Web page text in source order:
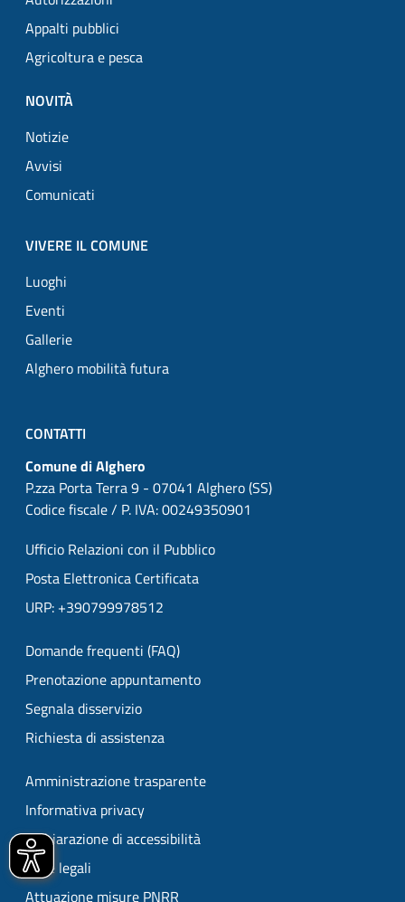
Appalti pubblici
Agricoltura e pesca
NOVITÀ
Notizie
Avvisi
Comunicati
VIVERE IL COMUNE
Luoghi
Eventi
Gallerie
Alghero mobilità futura
CONTATTI
Comune di Alghero
P.zza Porta Terra 9 - 07041 Alghero (SS)
Codice fiscale / P. IVA: 00249350901
Ufficio Relazioni con il Pubblico
Posta Elettronica Certificata
URP: +390799978512
Domande frequenti (FAQ)
Prenotazione appuntamento
Segnala disservizio
Richiesta di assistenza
Amministrazione trasparente
Informativa privacy
Dichiarazione di accessibilità
Note legali
Attuazione misure PNRR